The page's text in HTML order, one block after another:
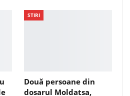
STIRI
Două persoane din
dosarul Moldatsa,